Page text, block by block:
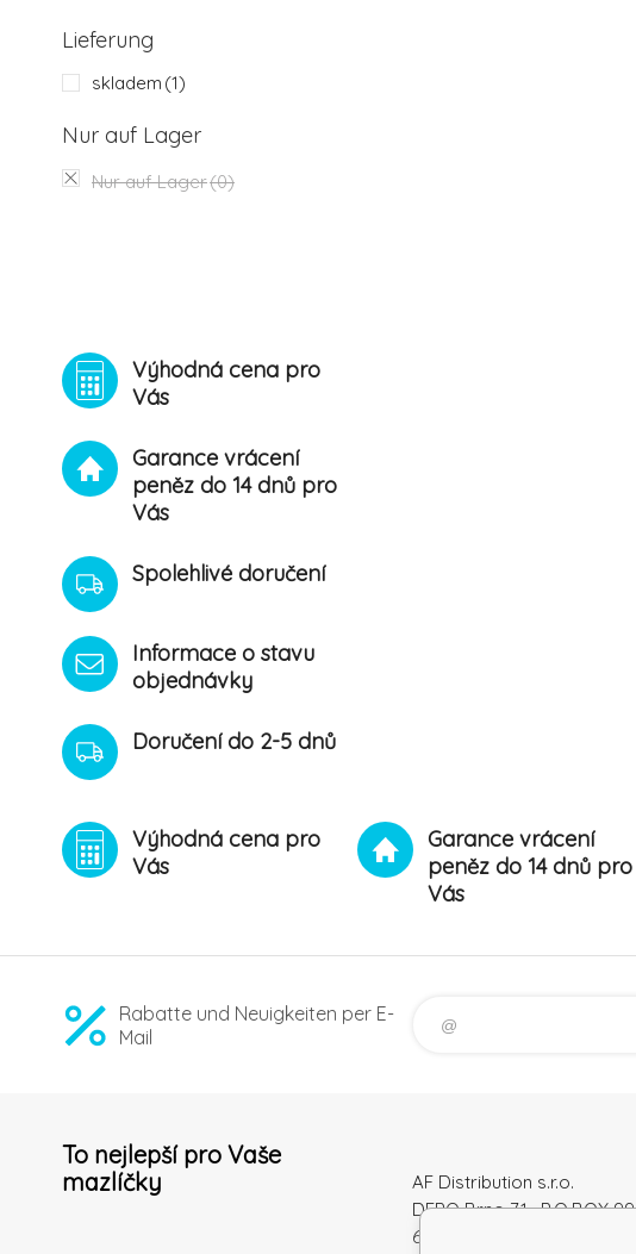
Lieferung
skladem (1)
Nur auf Lager
Nur auf Lager(0)
Výhodná cena pro
Vás
Garance vrácení
peněz do 14 dnů pro
Vás
Spolehlivé doručení
Informace o stavu
objednávky
Doručení do 2-5 dnů
Výhodná cena pro
Vás
Garance vrácení
peněz do 14 dnů pro
Vás
Rabatte und Neuigkeiten per E-
Mail
To nejlepší pro Vaše
mazlíčky
AF Distribution s.r.o.
DEPO Brno 71 , P.O.BOX 99
600 10 Brno